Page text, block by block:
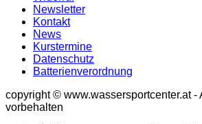
Newsletter
Kontakt
News
Kurstermine
Datenschutz
Batterienverordnung
copyright © www.wassersportcenter.at -
vorbehalten